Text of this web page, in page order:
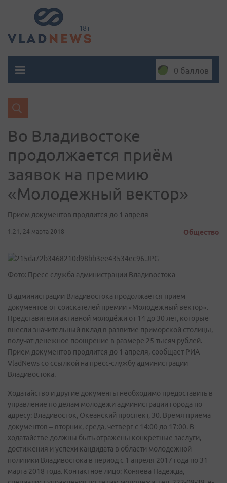
0 баллов
Во Владивостоке
продолжается приём
заявок на премию
«Молодежный вектор»
Прием документов продлится до 1 апреля
1:21, 24 марта 2018 Общество
Фото: Пресс-служба администрации Владивостока
В администрации Владивостока продолжается прием
документов от соискателей премии «Молодежный вектор».
Представители активной молодёжи от 14 до 30 лет, которые
внесли значительный вклад в развитие приморской столицы,
получат денежное поощрение в размере 25 тысяч рублей.
Прием документов продлится до 1 апреля, сообщает РИА
VladNews со ссылкой на пресс-службу администрации
Владивостока.
Ходатайство и другие документы необходимо предоставить в
управление по делам молодежи администрации города по
адресу: Владивосток, Океанский проспект, 30. Время приема
документов – вторник, среда, четверг с 14:00 до 17:00. В
ходатайстве должны быть отражены конкретные заслуги,
достижения и успехи кандидата в области молодежной
политики Владивостока в период с 1 апреля 2017 года по 31
марта 2018 года. Контактное лицо: Коняева Надежда,